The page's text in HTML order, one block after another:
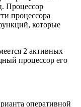
Процессор
процессора
которые
2 активных
процессор его
оперативной